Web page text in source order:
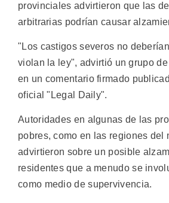
provinciales advirtieron que las
arbitrarias podrían causar
"Los castigos severos no
violan la ley", advirtió un grupo
en un comentario firmado
oficial "Legal Daily".
Autoridades en algunas de las
pobres, como en las regiones del
advirtieron sobre un posible
residentes que a menudo se
como medio de supervivencia.